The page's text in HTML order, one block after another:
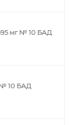
мг № 10 БАД
№ 10 БАД